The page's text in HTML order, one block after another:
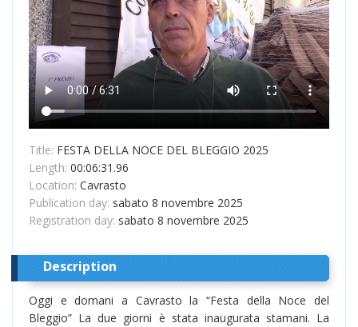
Title: FESTA DELLA NOCE DEL BLEGGIO 2025
Length: 00:06:31.96
Location: Cavrasto
Publication day: sabato 8 novembre 2025
Registration day: sabato 8 novembre 2025
Description
Oggi e domani a Cavrasto la “Festa della Noce del
Bleggio” La due giorni è stata inaugurata stamani. La